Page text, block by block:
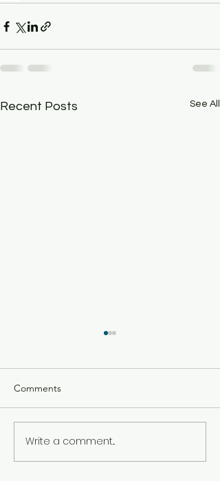
Recent Posts See All
2026년 7월 26일 주보
Comments
Write a comment...